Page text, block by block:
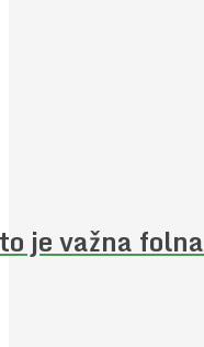
je važna